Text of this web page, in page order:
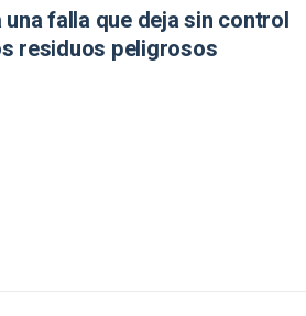
falla que deja sin control
residuos peligrosos